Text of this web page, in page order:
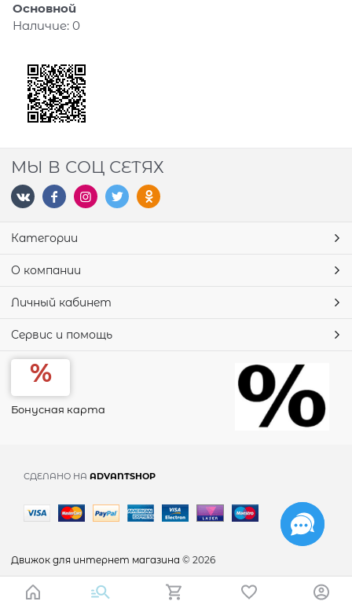
Основной
Наличие: 0
МЫ В СОЦ СЕТЯХ
Категории
О компании
Личный кабинет
Сервис и помощь
Бонусная карта
СДЕЛАНО НА ADVANTSHOP
Движок для интернет магазина © 2026